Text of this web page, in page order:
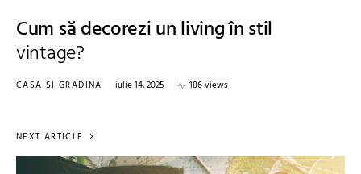
Cum să decorezi un living în stil
vintage?
CASA SI GRADINA iulie 14, 2025 186 views
NEXT ARTICLE